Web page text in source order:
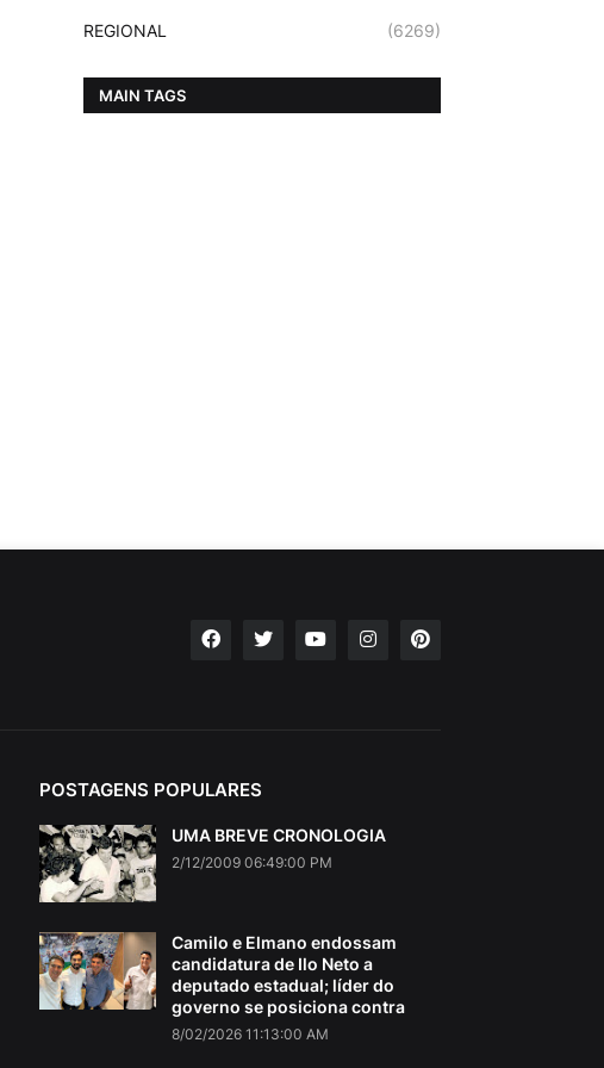
REGIONAL (6269)
MAIN TAGS
POSTAGENS POPULARES
UMA BREVE CRONOLOGIA
2/12/2009 06:49:00 PM
Camilo e Elmano endossam
candidatura de Ilo Neto a
deputado estadual; líder do
governo se posiciona contra
8/02/2026 11:13:00 AM